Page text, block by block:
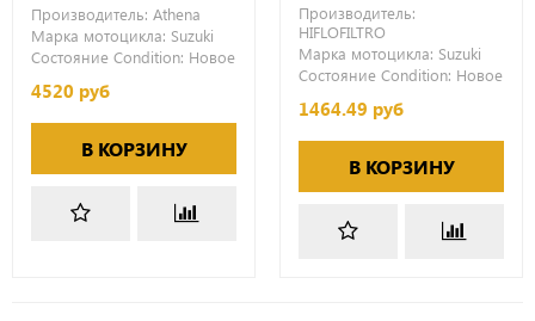
Производитель: Athena
Марка мотоцикла: Suzuki
Состояние Condition: Новое
4520 руб
В КОРЗИНУ
Производитель:
HIFLOFILTRO
Марка мотоцикла: Suzuki
Состояние Condition: Новое
1464.49 руб
В КОРЗИНУ